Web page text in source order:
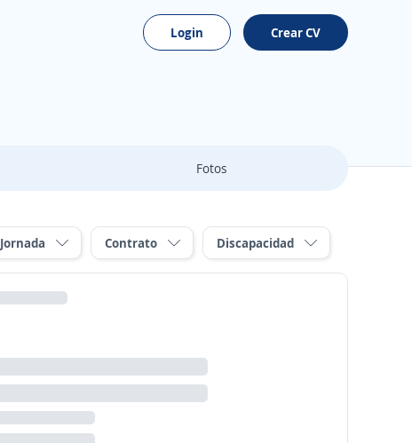
Login Crear CV
Fotos
Jornada Contrato Discapacidad